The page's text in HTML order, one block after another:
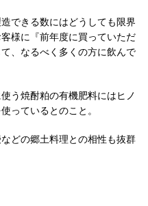
できる数にはどうしても限界
様に『前年度に買っていただ
、なるべく多くの方に飲んで
う焼酎粕の有機肥料にはヒノ
っているとのこと。
どの郷土料理との相性も抜群